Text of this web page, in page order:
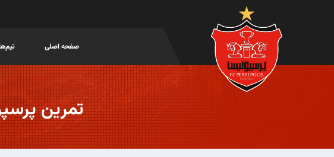
صفحه اصلی
تمرین